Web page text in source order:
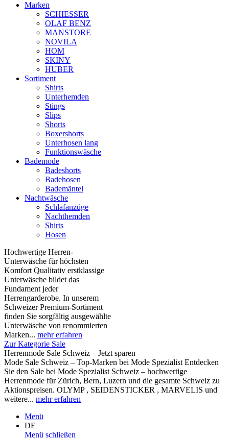
Marken
SCHIESSER
OLAF BENZ
MANSTORE
NOVILA
HOM
SKINY
HUBER
Sortiment
Shirts
Unterhemden
Stings
Slips
Shorts
Boxershorts
Unterhosen lang
Funktionswäsche
Bademode
Badeshorts
Badehosen
Bademäntel
Nachtwäsche
Schlafanzüge
Nachthemden
Shirts
Hosen
Hochwertige Herren-
Unterwäsche für höchsten
Komfort Qualitativ erstklassige
Unterwäsche bildet das
Fundament jeder
Herrengarderobe. In unserem
Schweizer Premium-Sortiment
finden Sie sorgfältig ausgewählte
Unterwäsche von renommierten
Marken... mehr erfahren
Zur Kategorie Sale
Herrenmode Sale Schweiz – Jetzt sparen
Mode Sale Schweiz – Top-Marken bei Mode Spezialist Entdecken
Sie den Sale bei Mode Spezialist Schweiz – hochwertige
Herrenmode für Zürich, Bern, Luzern und die gesamte Schweiz zu
Aktionspreisen. OLYMP , SEIDENSTICKER , MARVELIS und
weitere... mehr erfahren
Menü
DE
Menü schließen